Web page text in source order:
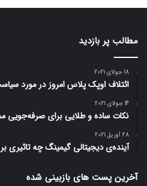
مطالب پر بازدید
18 جولای 2021
ائتلاف اوپک پلاس امروز در مورد
14 جولای 2021
نکات ساده و طلایی برای صرفه‌جویی
28 آوریل 2021
آینده‌ی دیجیتالی گیمینگ چه تاثیری
آخرین پست های بازبینی شده